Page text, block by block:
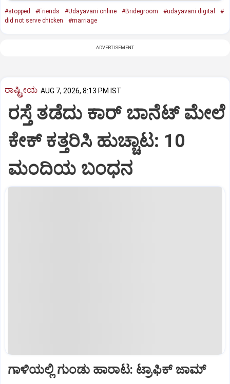
#stopped #Friends #Udayavani online #Bridegroom #udayavani digital
#
did not serve chicken
#marriage
ADVERTISEMENT
ರಾಷ್ಟ್ರೀಯ AUG 7, 2026, 8:13 PM IST
ರಸ್ತೆ ತಡೆದು ಕಾರ್ ಬಾನೆಟ್ ಮೇಲೆ
ಕೇಕ್ ಕತ್ತರಿಸಿ ಹುಚ್ಚಾಟ: 10
ಮಂದಿಯ ಬಂಧನ
ಗಾಳಿಯಲ್ಲಿ ಗುಂಡು ಹಾರಾಟ: ಟ್ರಾಫಿಕ್‌ ಜಾಮ್